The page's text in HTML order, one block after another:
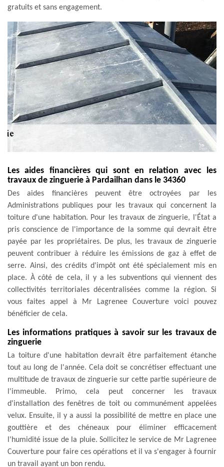
gratuits et sans engagement.
Les aides financières qui sont en relation avec les
travaux de zinguerie à Pardailhan dans le 34360
Des aides financières peuvent être octroyées par les
Administrations publiques pour les travaux qui concernent la
toiture d'une habitation. Pour les travaux de zinguerie, l'État a
pris conscience de l'importance de la somme qui devrait être
payée par les propriétaires. De plus, les travaux de zinguerie
peuvent contribuer à réduire les émissions de gaz à effet de
serre. Ainsi, des crédits d'impôt ont été spécialement mis en
place. À côté de cela, il y a les subventions qui viennent des
collectivités territoriales décentralisées comme la région. Si
vous faites appel à Mr Lagrenee Couverture voici pouvez
bénéficier de cela.
Les informations pratiques à savoir sur les travaux de
zinguerie
La toiture d'une habitation devrait être parfaitement étanche
tout au long de l'année. Cela doit se concrétiser effectuant une
multitude de travaux de zinguerie sur cette partie supérieure de
l'immeuble. Primo, cela peut concerner les travaux
d'installation des fenêtres de toit ou communément appelées
velux. Ensuite, il y a aussi la possibilité de mettre en place une
gouttière et des chéneaux pour éliminer efficacement
l'humidité issue de la pluie. Sollicitez le service de Mr Lagrenee
Couverture pour faire ces opérations et il va s'engager à fournir
un travail ayant un bon rendu.